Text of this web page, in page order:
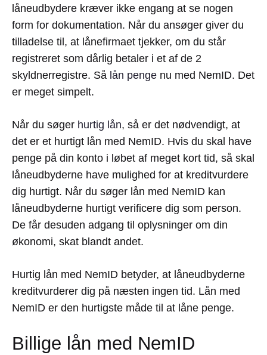
låneudbydere kræver ikke engang at se nogen
form for dokumentation. Når du ansøger giver du
tilladelse til, at lånefirmaet tjekker, om du står
registreret som dårlig betaler i et af de 2
skyldnerregistre. Så lån penge nu med NemID. Det
er meget simpelt.
Når du søger hurtig lån, så er det nødvendigt, at
det er et hurtigt lån med NemID. Hvis du skal have
penge på din konto i løbet af meget kort tid, så skal
låneudbyderne have mulighed for at kreditvurdere
dig hurtigt. Når du søger lån med NemID kan
låneudbyderne hurtigt verificere dig som person.
De får desuden adgang til oplysninger om din
økonomi, skat blandt andet.
Hurtig lån med NemID betyder, at låneudbyderne
kreditvurderer dig på næsten ingen tid. Lån med
NemID er den hurtigste måde til at låne penge.
Billige lån med NemID